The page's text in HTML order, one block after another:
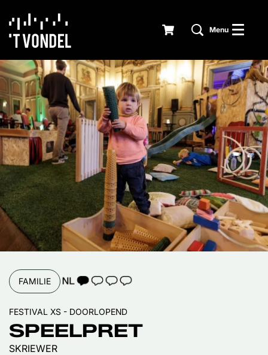
Menu
FAMILIE TAALICOON 1
SPEELPRET
SKRIEWER
FESTIVAL XS - DOORLOPEND